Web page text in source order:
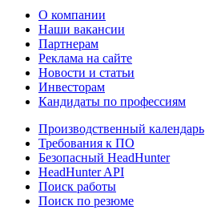
О компании
Наши вакансии
Партнерам
Реклама на сайте
Новости и статьи
Инвесторам
Кандидаты по профессиям
Производственный календарь
Требования к ПО
Безопасный HeadHunter
HeadHunter API
Поиск работы
Поиск по резюме